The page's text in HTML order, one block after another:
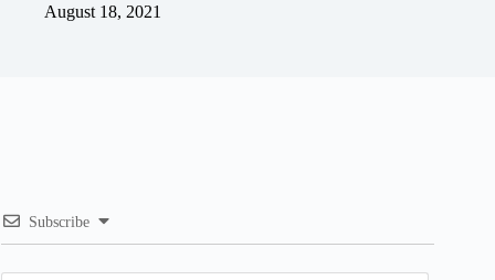
August 18, 2021
Subscribe